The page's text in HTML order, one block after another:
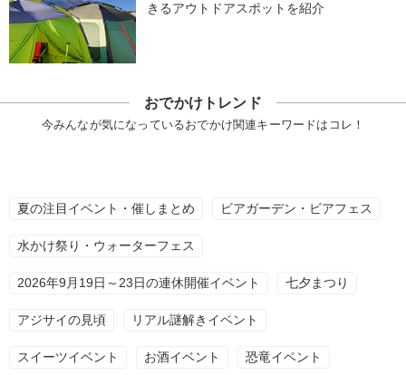
きるアウトドアスポットを紹介
おでかけトレンド
今みんなが気になっているおでかけ関連キーワードはコレ！
夏の注目イベント・催しまとめ ビアガーデン・ビアフェス
水かけ祭り・ウォーターフェス
2026年9月19日～23日の連休開催イベント 七夕まつり
アジサイの見頃 リアル謎解きイベント
スイーツイベント お酒イベント 恐竜イベント